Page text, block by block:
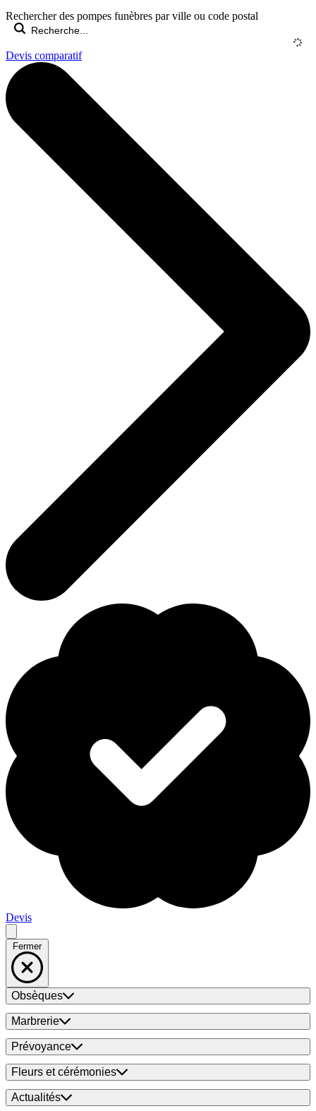
Rechercher des pompes funèbres par ville ou code postal
Devis comparatif
Devis
Fermer
Obsèques
Marbrerie
Prévoyance
Fleurs et cérémonies
Actualités